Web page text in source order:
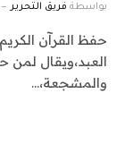
بواسطة فريق التحرير
حفظ القرآن
العبد،ويقال لمن
والمشجعة،…